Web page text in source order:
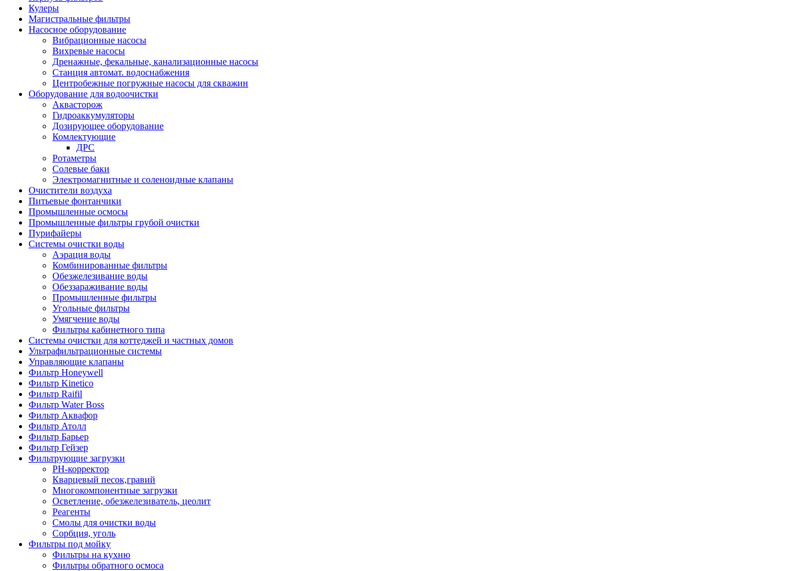
Кулеры
Магистральные фильтры
Насосное оборудование
Вибрационные насосы
Вихревые насосы
Дренажные, фекальные, канализационные насосы
Станция автомат. водоснабжения
Центробежные погружные насосы для скважин
Оборудование для водоочистки
Аквасторож
Гидроаккумуляторы
Дозирующее оборудование
Комлектующие
ДРС
Ротаметры
Солевые баки
Электромагнитные и соленоидные клапаны
Очистители воздуха
Питьевые фонтанчики
Промышленные осмосы
Промышленные фильтры грубой очистки
Пурифайеры
Системы очистки воды
Аэрация воды
Комбинированные фильтры
Обезжелезивание воды
Обеззараживание воды
Промышленные фильтры
Угольные фильтры
Умягчение воды
Фильтры кабинетного типа
Системы очистки для коттеджей и частных домов
Ультрафильтрационные системы
Управляющие клапаны
Фильтр Honeywell
Фильтр Kinetico
Фильтр Raifil
Фильтр Water Boss
Фильтр Аквафор
Фильтр Атолл
Фильтр Барьер
Фильтр Гейзер
Фильтрующие загрузки
PH-корректор
Кварцевый песок,гравий
Многокомпонентные загрузки
Осветление, обезжелезиватель, цеолит
Реагенты
Смолы для очистки воды
Сорбция, уголь
Фильтры под мойку
Фильтры на кухню
Фильтры обратного осмоса